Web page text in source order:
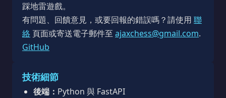
踩地雷遊戲。
有問題、回饋意見，或要回報的錯誤嗎？請使用 聯
絡 頁面或寄送電子郵件至 ajaxchess@gmail.com.
GitHub
技術細節
後端： Python 與 FastAPI